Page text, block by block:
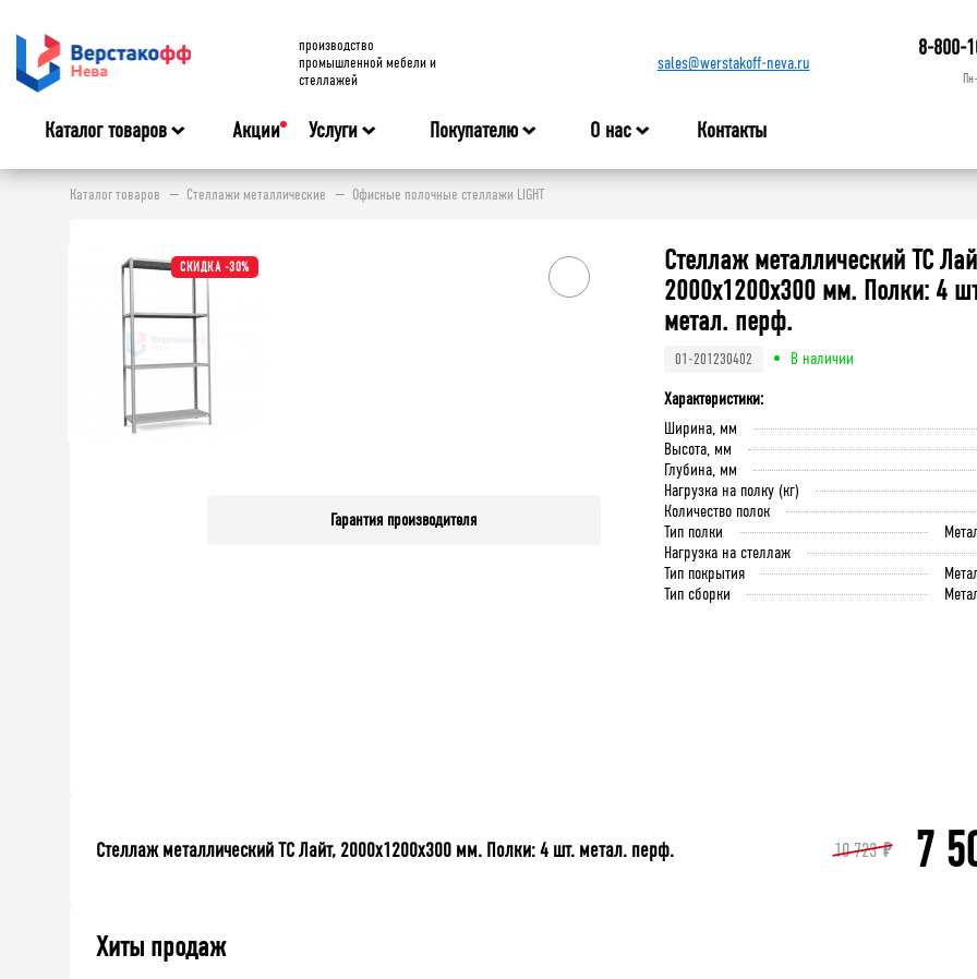
производство
промышленной мебели и
стеллажей
sales@werstakoff-neva.ru
8-800-
Каталог товаров Акции Услуги Покупателю О нас Контакты
Каталог товаров Стеллажи металлические Офисные полочные стеллажи LIGHT
СКИДКА -30%
Гарантия производителя
Стеллаж металлический ТС
2000x1200x300 мм. Полки: 4
метал. перф.
01-201230402
В наличии
Характеристики:
Ширина, мм
Высота, мм
Глубина, мм
Нагрузка на полку (кг)
Количество полок
Тип полки
Нагрузка на стеллаж
Тип покрытия
Тип сборки
Стеллаж металлический ТС Лайт, 2000x1200x300 мм. Полки: 4 шт. метал. перф. 10 723 ₽ 7
Хиты продаж